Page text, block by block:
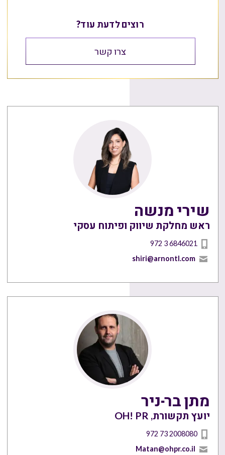
רוצים לדעת עוד?
צרו קשר
שירי מנשה
ראש מחלקת שיווק ופיתוח עסקי
972 3 6846021
shiri@arnontl.com
מתן בר-ניר
יועץ תקשורת, OH! PR
972 73 2008080
Matan@ohpr.co.il